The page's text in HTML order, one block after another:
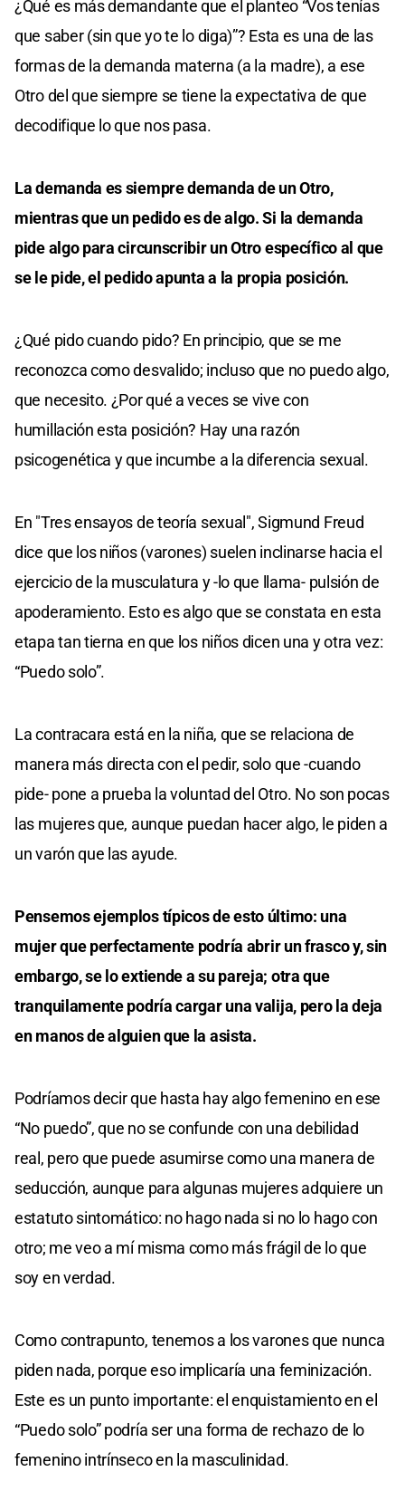
¿Qué es más demandante que el planteo “Vos tenías
que saber (sin que yo te lo diga)”? Esta es una de las
formas de la demanda materna (a la madre), a ese
Otro del que siempre se tiene la expectativa de que
decodifique lo que nos pasa.
La demanda es siempre demanda de un Otro,
mientras que un pedido es de algo. Si la demanda
pide algo para circunscribir un Otro específico al que
se le pide, el pedido apunta a la propia posición.
¿Qué pido cuando pido? En principio, que se me
reconozca como desvalido; incluso que no puedo algo,
que necesito. ¿Por qué a veces se vive con
humillación esta posición? Hay una razón
psicogenética y que incumbe a la diferencia sexual.
En "Tres ensayos de teoría sexual", Sigmund Freud
dice que los niños (varones) suelen inclinarse hacia el
ejercicio de la musculatura y -lo que llama- pulsión de
apoderamiento. Esto es algo que se constata en esta
etapa tan tierna en que los niños dicen una y otra vez:
“Puedo solo”.
La contracara está en la niña, que se relaciona de
manera más directa con el pedir, solo que -cuando
pide- pone a prueba la voluntad del Otro. No son pocas
las mujeres que, aunque puedan hacer algo, le piden a
un varón que las ayude.
Pensemos ejemplos típicos de esto último: una
mujer que perfectamente podría abrir un frasco y, sin
embargo, se lo extiende a su pareja; otra que
tranquilamente podría cargar una valija, pero la deja
en manos de alguien que la asista.
Podríamos decir que hasta hay algo femenino en ese
“No puedo”, que no se confunde con una debilidad
real, pero que puede asumirse como una manera de
seducción, aunque para algunas mujeres adquiere un
estatuto sintomático: no hago nada si no lo hago con
otro; me veo a mí misma como más frágil de lo que
soy en verdad.
Como contrapunto, tenemos a los varones que nunca
piden nada, porque eso implicaría una feminización.
Este es un punto importante: el enquistamiento en el
“Puedo solo” podría ser una forma de rechazo de lo
femenino intrínseco en la masculinidad.